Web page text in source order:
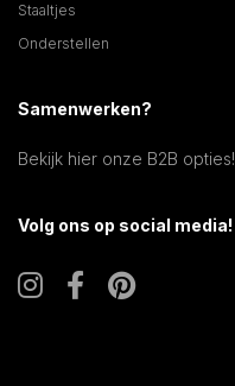
Staaltjes
Onderstellen
Samenwerken?
Bekijk hier onze B2B opties!
Volg ons op social media!